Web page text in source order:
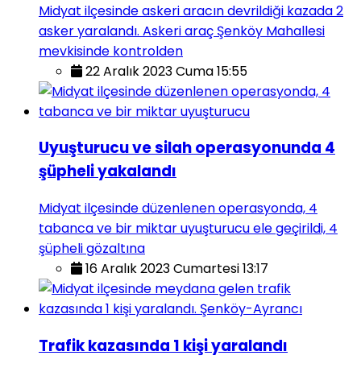
Midyat ilçesinde askeri aracın devrildiği kazada 2
asker yaralandı. Askeri araç Şenköy Mahallesi
mevkisinde kontrolden
22 Aralık 2023 Cuma 15:55
Uyuşturucu ve silah operasyonunda 4
şüpheli yakalandı
Midyat ilçesinde düzenlenen operasyonda, 4
tabanca ve bir miktar uyuşturucu ele geçirildi, 4
şüpheli gözaltına
16 Aralık 2023 Cumartesi 13:17
Trafik kazasında 1 kişi yaralandı